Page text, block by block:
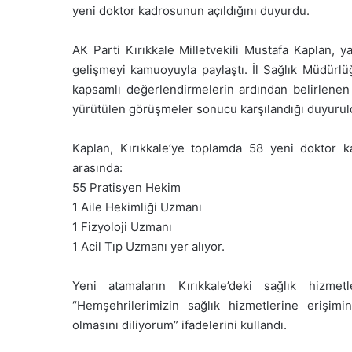
yeni doktor kadrosunun açıldığını duyurdu.
AK Parti Kırıkkale Milletvekili Mustafa Kaplan,
gelişmeyi kamuoyuyla paylaştı. İl Sağlık
kapsamlı değerlendirmelerin ardından
yürütülen görüşmeler sonucu karşılandığı
Kaplan, Kırıkkale’ye toplamda 58 yeni doktor
arasında:
55 Pratisyen Hekim
1 Aile Hekimliği Uzmanı
1 Fizyoloji Uzmanı
1 Acil Tıp Uzmanı yer alıyor.
Yeni atamaların Kırıkkale’deki sağlık
“Hemşehrilerimizin sağlık hizmetlerine
olmasını diliyorum” ifadelerini kullandı.